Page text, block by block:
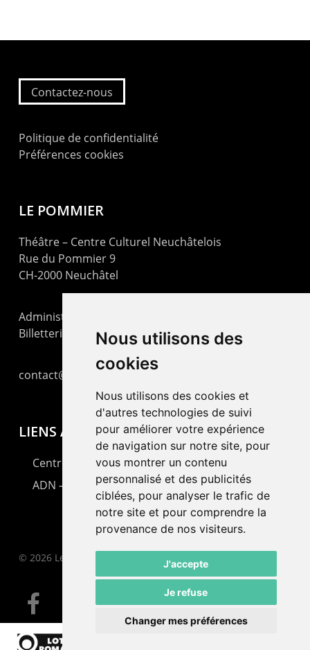
Nous utilisons des
cookies
Nous utilisons des cookies et
d'autres technologies de suivi
pour améliorer votre expérience
de navigation sur notre site, pour
vous montrer un contenu
personnalisé et des publicités
ciblées, pour analyser le trafic de
notre site et pour comprendre la
provenance de nos visiteurs.
J'accepte
Je refuse
Changer mes préférences
Contactez-nous
Politique de confidentialité
Préférences cookies
LE POMMIER
Théâtre – Centre Culturel Neuchâtelois
Rue du Pommier 9
CH-2000 Neuchâtel
Administration : +41 32 725 03 03
Billetterie : +41 32 725 05 05
contact@lepommier.ch
LIENS AMIS
Centre de culture ABC
ADN – Association Danse Neuchâtel
© 2026 Le Pommier.
facebook